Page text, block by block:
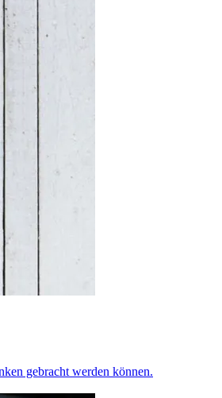
gebracht werden können.